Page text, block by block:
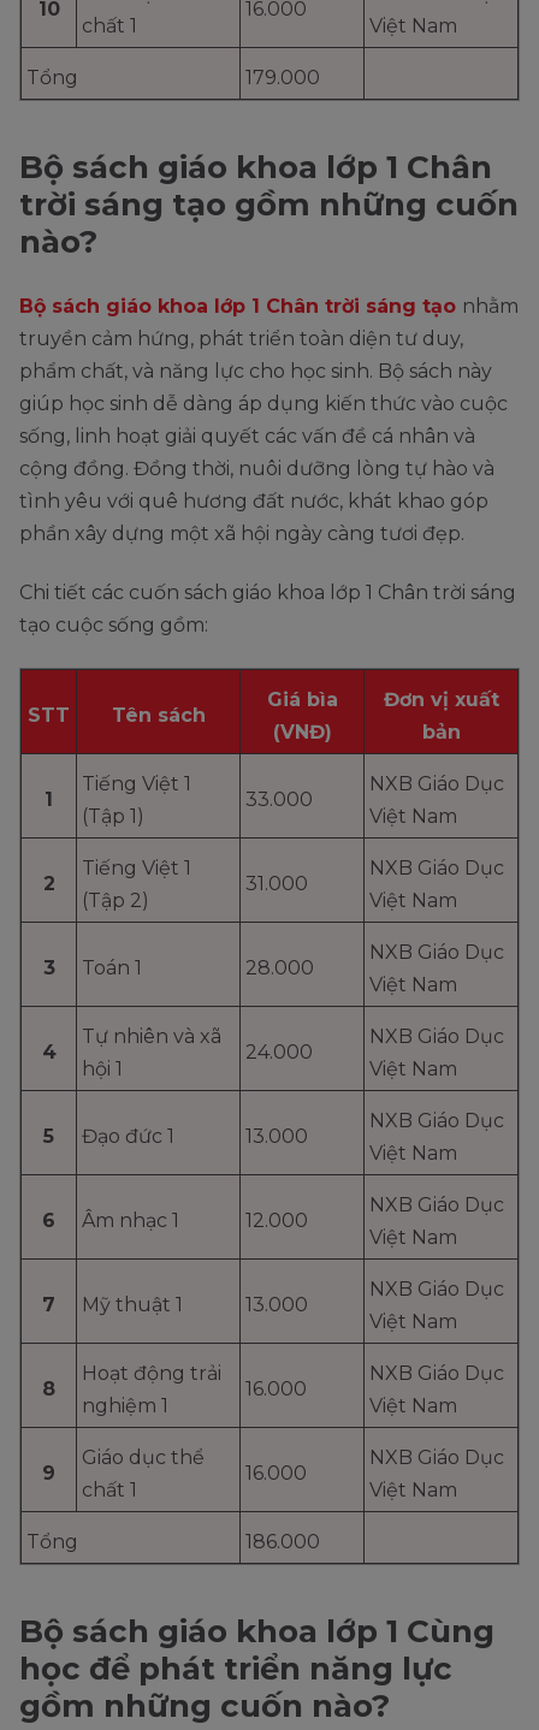
10
chất 1
16.000
Việt Nam
Tổng 179.000
Bộ sách giáo khoa lớp 1 Chân
trời sáng tạo gồm những cuốn
nào?
Bộ sách giáo khoa lớp 1 Chân trời sáng tạo nhằm
truyền cảm hứng, phát triển toàn diện tư duy,
phẩm chất, và năng lực cho học sinh. Bộ sách này
giúp học sinh dễ dàng áp dụng kiến thức vào cuộc
sống, linh hoạt giải quyết các vấn đề cá nhân và
cộng đồng. Đồng thời, nuôi dưỡng lòng tự hào và
tình yêu với quê hương đất nước, khát khao góp
phần xây dựng một xã hội ngày càng tươi đẹp.
Chi tiết các cuốn sách giáo khoa lớp 1 Chân trời sáng
tạo cuộc sống gồm:
STT Tên sách
Giá bìa
(VNĐ)
Đơn vị xuất
bản
1
Tiếng Việt 1
(Tập 1)
33.000
NXB Giáo Dục
Việt Nam
2
Tiếng Việt 1
(Tập 2)
31.000
NXB Giáo Dục
Việt Nam
3 Toán 1 28.000
NXB Giáo Dục
Việt Nam
4
Tự nhiên và xã
hội 1
24.000
NXB Giáo Dục
Việt Nam
5 Đạo đức 1 13.000
NXB Giáo Dục
Việt Nam
6 Âm nhạc 1 12.000
NXB Giáo Dục
Việt Nam
7 Mỹ thuật 1 13.000
NXB Giáo Dục
Việt Nam
8
Hoạt động trải
nghiệm 1
16.000
NXB Giáo Dục
Việt Nam
9
Giáo dục thể
chất 1
16.000
NXB Giáo Dục
Việt Nam
Tổng 186.000
Bộ sách giáo khoa lớp 1 Cùng
học để phát triển năng lực
gồm những cuốn nào?